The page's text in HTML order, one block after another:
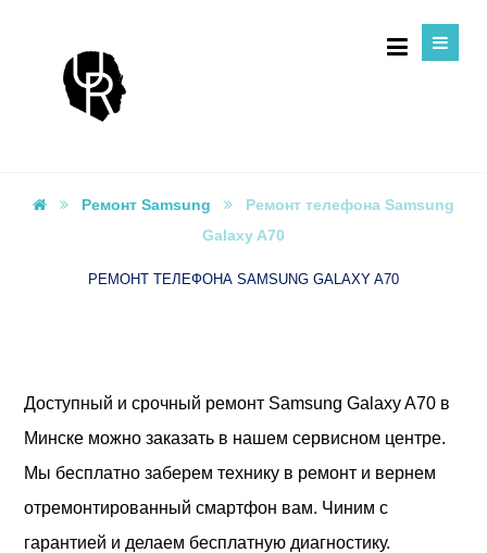
Ремонт Samsung
Ремонт телефона Samsung
Galaxy A70
РЕМОНТ ТЕЛЕФОНА SAMSUNG GALAXY A70
Доступный и срочный ремонт Samsung Galaxy A70 в
Минске можно заказать в нашем сервисном центре.
Мы бесплатно заберем технику в ремонт и вернем
отремонтированный смартфон вам. Чиним с
гарантией и делаем бесплатную диагностику.